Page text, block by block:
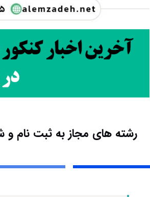
رشته های مجاز به ثبت نام و